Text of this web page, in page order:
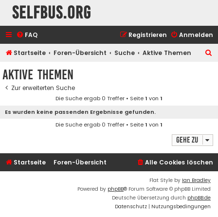
selfbus.org
FAQ Anmelden
Registrieren
Startseite Foren-Übersicht Suche Aktive Themen
Aktive Themen
Zur erweiterten Suche
Die Suche ergab 0 Treffer • Seite1 von 1
Es wurden keine passenden Ergebnisse gefunden.
Die Suche ergab 0 Treffer • Seite1 von 1
Gehe zu
Startseite Foren-Übersicht Alle Cookies löschen
Flat Style by Ian Bradley
Powered by phpBB® Forum Software © phpBB Limited
Deutsche Übersetzung durch phpBB.de
Datenschutz | Nutzungsbedingungen